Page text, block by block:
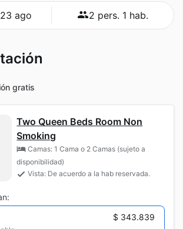
ago 2 pers. 1 hab.
gratis
Two Queen Beds Room Non
Smoking
Camas: 1 Cama o 2 Camas (sujeto a
disponibilidad)
Vista: De acuerdo a la hab reservada.
$ 343.839